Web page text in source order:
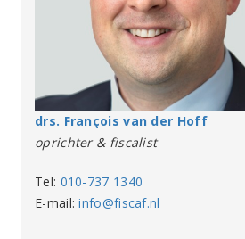
drs. François van der Hoff
oprichter & fiscalist
Tel: 010-737 1340
E-mail:info@fiscaf.nl